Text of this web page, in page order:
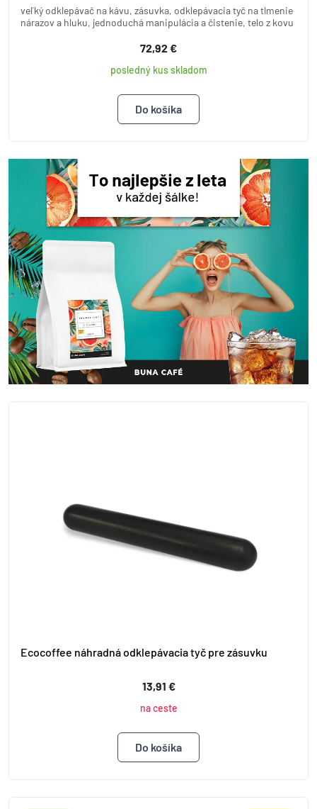
veľký odklepávač na kávu, zásuvka, odklepávacia tyč na tlmenie
nárazov a hluku, jednoduchá manipulácia a čistenie, telo z kovu
72,92 €
posledný kus skladom
Ecocoffee náhradná odklepávacia tyč pre zásuvku
13,91 €
na ceste